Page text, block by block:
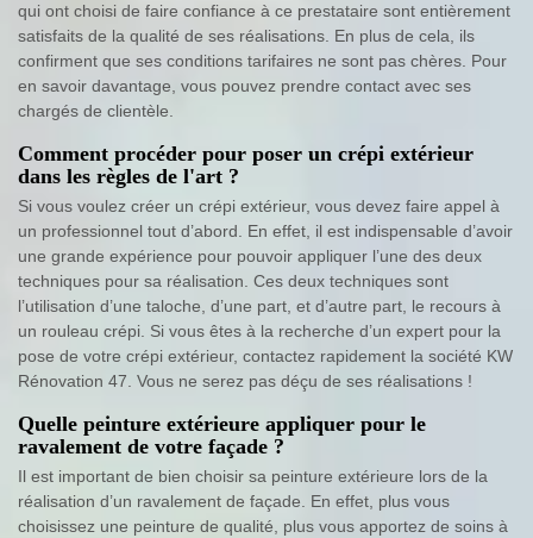
qui ont choisi de faire confiance à ce prestataire sont entièrement
satisfaits de la qualité de ses réalisations. En plus de cela, ils
confirment que ses conditions tarifaires ne sont pas chères. Pour
en savoir davantage, vous pouvez prendre contact avec ses
chargés de clientèle.
Comment procéder pour poser un crépi extérieur
dans les règles de l'art ?
Si vous voulez créer un crépi extérieur, vous devez faire appel à
un professionnel tout d’abord. En effet, il est indispensable d’avoir
une grande expérience pour pouvoir appliquer l’une des deux
techniques pour sa réalisation. Ces deux techniques sont
l’utilisation d’une taloche, d’une part, et d’autre part, le recours à
un rouleau crépi. Si vous êtes à la recherche d’un expert pour la
pose de votre crépi extérieur, contactez rapidement la société KW
Rénovation 47. Vous ne serez pas déçu de ses réalisations !
Quelle peinture extérieure appliquer pour le
ravalement de votre façade ?
Il est important de bien choisir sa peinture extérieure lors de la
réalisation d’un ravalement de façade. En effet, plus vous
choisissez une peinture de qualité, plus vous apportez de soins à